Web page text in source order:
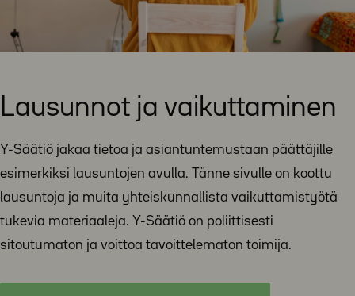
Lausunnot ja vaikuttaminen
Y-Säätiö jakaa tietoa ja asiantuntemustaan päättäjille
esimerkiksi lausuntojen avulla. Tänne sivulle on koottu
lausuntoja ja muita yhteiskunnallista vaikuttamistyötä
tukevia materiaaleja. Y-Säätiö on poliittisesti
sitoutumaton ja voittoa tavoittelematon toimija.